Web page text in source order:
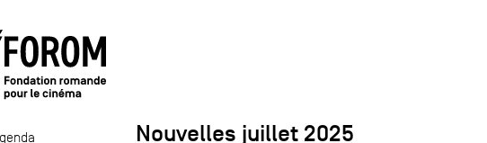
Nouvelles juillet 2025